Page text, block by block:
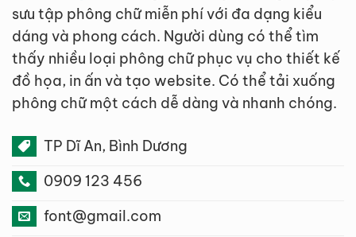
sưu tập phông chữ miễn phí với đa dạng kiểu
dáng và phong cách. Người dùng có thể tìm
thấy nhiều loại phông chữ phục vụ cho thiết kế
đồ họa, in ấn và tạo website. Có thể tải xuống
phông chữ một cách dễ dàng và nhanh chóng.
TP Dĩ An, Bình Dương
0909 123 456
font@gmail.com